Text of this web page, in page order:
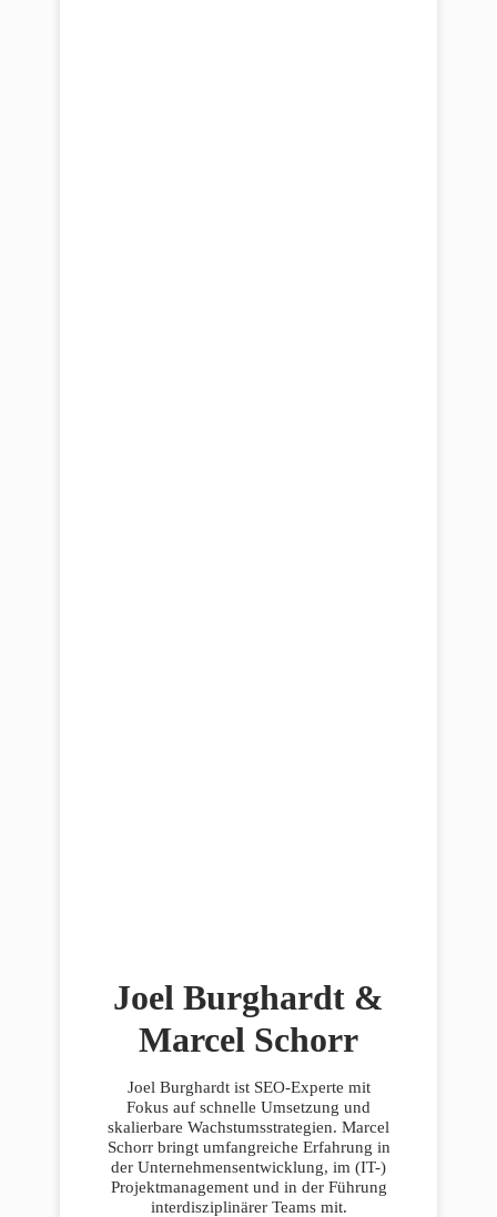
Joel Burghardt &
Marcel Schorr
Joel Burghardt ist SEO-Experte mit
Fokus auf schnelle Umsetzung und
skalierbare Wachstumsstrategien. Marcel
Schorr bringt umfangreiche Erfahrung in
der Unternehmensentwicklung, im (IT-)
Projektmanagement und in der Führung
interdisziplinärer Teams mit.